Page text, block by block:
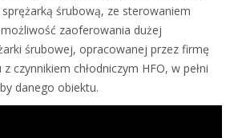
śrubową, ze sterowaniem
zaoferowania dużej
śrubowej, opracowanej przez firmę
czynnikiem chłodniczym HFO, w pełni
danego obiektu.